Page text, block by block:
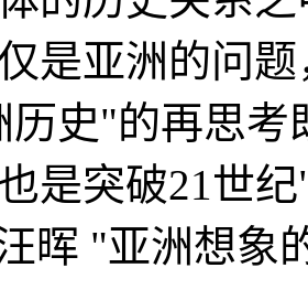
是亚洲的问
历史"的再思考
是突破21世
晖 "亚洲想象